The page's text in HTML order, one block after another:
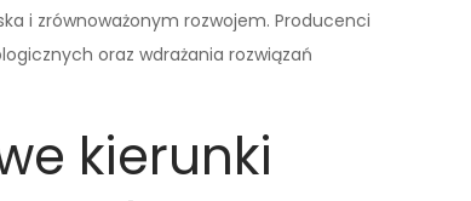
i zrównoważonym rozwojem. Producenci
oraz wdrażania rozwiązań
kierunki